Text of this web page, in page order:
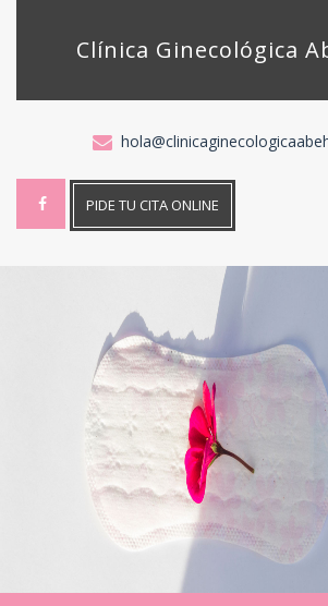
Clínica Ginecológica
PIDE TU CITA ONLINE